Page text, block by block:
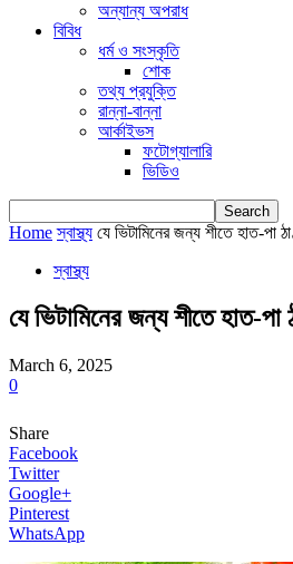
অন্যান্য অপরাধ
বিবিধ
ধর্ম ও সংস্কৃতি
শোক
তথ্য প্রযুক্তি
রান্না-বান্না
আর্কাইভস
ফটোগ্যালারি
ভিডিও
Home স্বাস্থ্য যে ভিটামিনের জন্য শীতে হাত-পা
স্বাস্থ্য
যে ভিটামিনের জন্য শীতে হাত-পা
March 6, 2025
0
Share
Facebook
Twitter
Google+
Pinterest
WhatsApp